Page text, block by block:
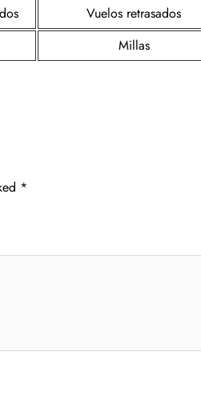
Vuelos retrasados
Millas
*